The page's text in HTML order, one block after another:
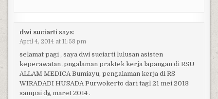
dwi suciarti says:
April 4, 2014 at 11:58 pm
selamat pagi , saya dwi suciarti lulusan asisten
keperawatan ,pngalaman praktek kerja lapangan di RSU
ALLAM MEDICA Bumiayu, pengalaman kerja di RS
WIRADADI HUSADA Purwokerto dari tagl 21 mei 2013
sampai dg maret 2014 .